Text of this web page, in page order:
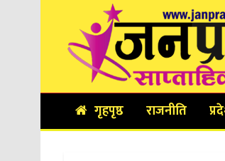
गृहपृष्ठ राजनीति